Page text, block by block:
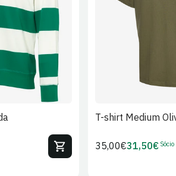
XL 2XL
T-shirt Medium
Preço
35,00€Preço
31,50€ Sócio